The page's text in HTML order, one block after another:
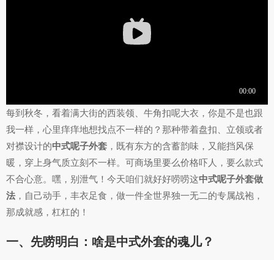
每到秋冬，看着满大街的西装领、牛角扣呢大衣，你是不是也跟
我一样，心里痒痒地想找点不一样的？那种带着盘扣、立领或者
对襟设计的中式呢子外套 ，既有东方的含蓄韵味，又能挡风保
暖，穿上身气质立刻不一样。可商场里要么价格吓人，要么款式
不合心意。嘿，别泄气！今天咱们就好好唠唠这中式呢子外套做
法 ，自己动手，丰衣足食，做一件全世界独一无二的专属战袍，
那成就感，杠杠的！
一、先唠明白：啥是中式外套的魂儿？